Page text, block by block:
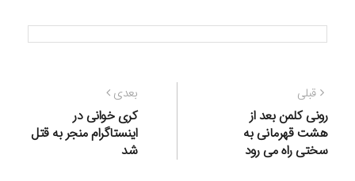
راهبری
نوشته
قبلی
قبلی:
رونی کلمن بعد از
هشت قهرمانی به
سختی راه می رود
بعدی
بعدی:
کری خوانی در
اینستاگرام منجر به قتل
شد